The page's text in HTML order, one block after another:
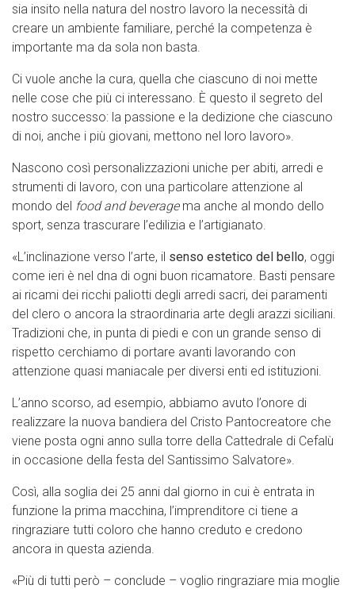
sia insito nella natura del nostro lavoro la necessità di
creare un ambiente familiare, perché la competenza è
importante ma da sola non basta.
Ci vuole anche la cura, quella che ciascuno di noi mette
nelle cose che più ci interessano. È questo il segreto del
nostro successo: la passione e la dedizione che ciascuno
di noi, anche i più giovani, mettono nel loro lavoro».
Nascono così personalizzazioni uniche per abiti, arredi e
strumenti di lavoro, con una particolare attenzione al
mondo del food and beveragema anche al mondo dello
sport, senza trascurare l’edilizia e l’artigianato.
«L’inclinazione verso l’arte, il senso estetico del bello, oggi
come ieri è nel dna di ogni buon ricamatore. Basti pensare
ai ricami dei ricchi paliotti degli arredi sacri, dei paramenti
del clero o ancora la straordinaria arte degli arazzi siciliani.
Tradizioni che, in punta di piedi e con un grande senso di
rispetto cerchiamo di portare avanti lavorando con
attenzione quasi maniacale per diversi enti ed istituzioni.
L’anno scorso, ad esempio, abbiamo avuto l’onore di
realizzare la nuova bandiera del Cristo Pantocreatore che
viene posta ogni anno sulla torre della Cattedrale di Cefalù
in occasione della festa del Santissimo Salvatore».
Così, alla soglia dei 25 anni dal giorno in cui è entrata in
funzione la prima macchina, l’imprenditore ci tiene a
ringraziare tutti coloro che hanno creduto e credono
ancora in questa azienda.
«Più di tutti però – conclude – voglio ringraziare mia moglie